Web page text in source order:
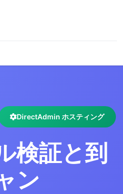
DirectAdmin ホスティング
検証と到
ン